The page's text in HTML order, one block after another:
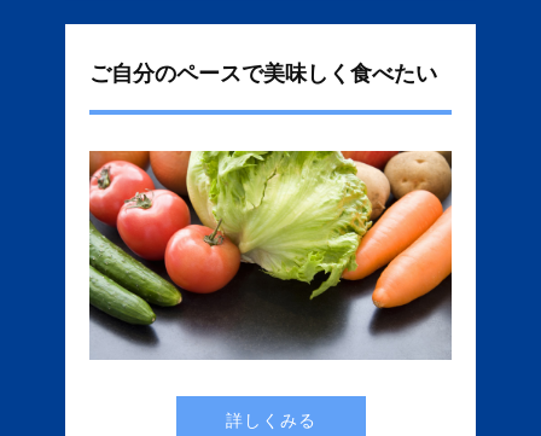
ご自分のペースで美味しく食べたい
詳しくみる